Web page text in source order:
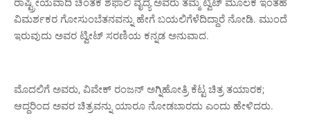
ರಾಷ್ಟ್ರೀಯವಾದಿ ಚಿಂತಕ ಶೆಫಾಲಿ ವೈದ್ಯ ಅವರು ತಮ್ಮ ಟ್ವಿಟ್ ಮೂಲಕ ಇಂತಹ
ವಿಮರ್ಶಕರ ಗೋಸುಂಬೆತನವನ್ನು ಹೇಗೆ ಬಯಲಿಗೆಳೆದಿದ್ದಾರೆ ನೋಡಿ. ಮುಂದೆ
ಇರುವುದು ಅವರ ಟ್ವೀಟ್‌ ಸರಣಿಯ ಕನ್ನಡ ಅನುವಾದ.
ಮೊದಲಿಗೆ ಅವರು, ವಿವೇಕ್ ರಂಜನ್ ಅಗ್ನಿಹೋತ್ರಿ ಕೆಟ್ಟ ಚಿತ್ರ ತಯಾರಕ;
ಆದ್ದರಿಂದ ಅವರ ಚಿತ್ರವನ್ನು ಯಾರೂ ನೋಡಬಾರದು ಎಂದು ಹೇಳಿದರು.